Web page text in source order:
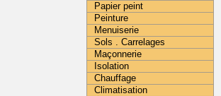
Papier peint
Peinture
Menuiserie
Sols . Carrelages
Maçonnerie
Isolation
Chauffage
Climatisation